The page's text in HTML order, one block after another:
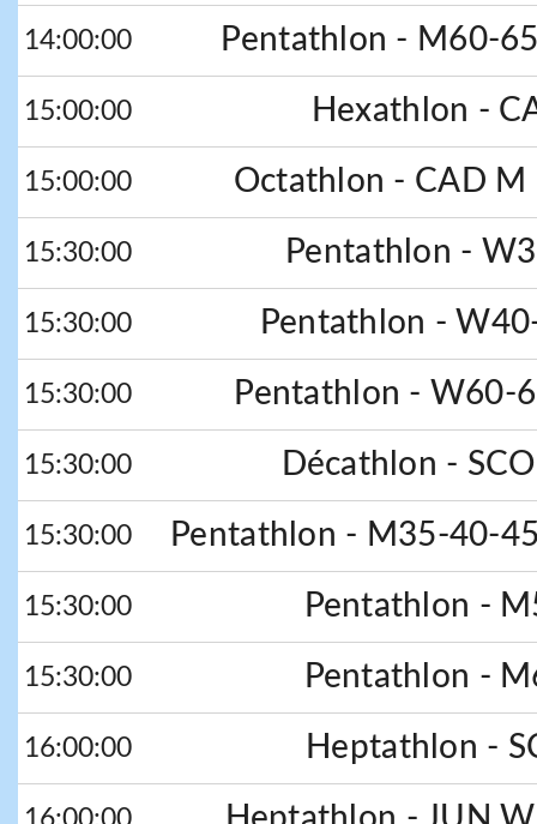
14:00:00 Pentathlon - M60-
15:00:00 Hexathlon -
15:00:00 Octathlon - CAD M
15:30:00 Pentathlon -
15:30:00 Pentathlon -
15:30:00 Pentathlon - W60-
15:30:00 Décathlon -
15:30:00 Pentathlon - M35-40-
15:30:00 Pentathlon -
15:30:00 Pentathlon -
16:00:00 Heptathlon -